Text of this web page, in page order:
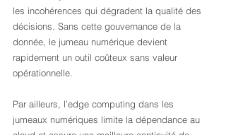
les incohérences qui dégradent la qualité des
décisions. Sans cette gouvernance de la
donnée, le jumeau numérique devient
rapidement un outil coûteux sans valeur
opérationnelle.
Par ailleurs, l’edge computing dans les
jumeaux numériques limite la dépendance au